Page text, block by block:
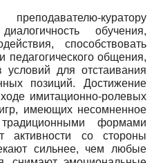
куратору
обучения,
способствовать
педагогического общения,
условий для отстаивания
позиций. Достижение
имитационно-ролевых
имеющих несомненное
формами
активности со стороны
сильнее, чем любые